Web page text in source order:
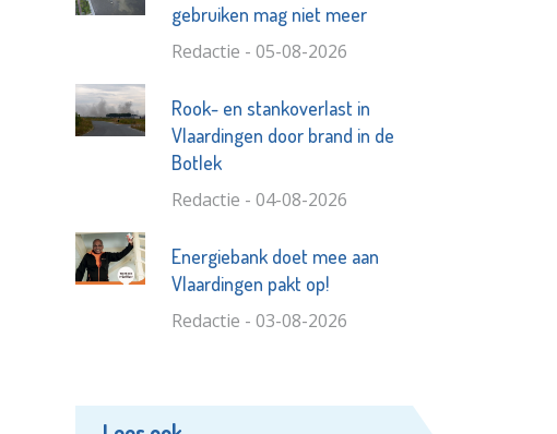
gebruiken mag niet meer
Redactie - 05-08-2026
Rook- en stankoverlast in
Vlaardingen door brand in de
Botlek
Redactie - 04-08-2026
Energiebank doet mee aan
Vlaardingen pakt op!
Redactie - 03-08-2026